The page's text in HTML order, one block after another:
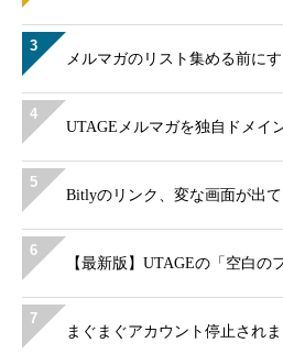
3
メルマガのリスト集める前に
4
UTAGEメルマガを独自ドメイ
5
Bitlyのリンク、変な画面が出
6
【最新版】UTAGEの「空白
7
まぐまぐアカウント停止され